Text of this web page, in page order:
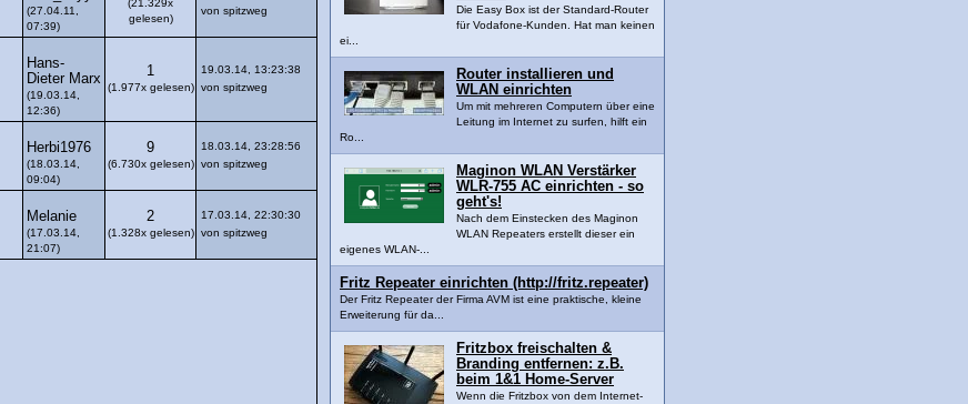
(27.04.11,
07:39)
(21.329x
gelesen)
von spitzweg
Hans-
Dieter Marx
(19.03.14,
12:36)
1
(1.977x gelesen)
19.03.14, 13:23:38
von spitzweg
Herbi1976
(18.03.14,
09:04)
9
(6.730x gelesen)
18.03.14, 23:28:56
von spitzweg
Melanie
(17.03.14,
21:07)
2
(1.328x gelesen)
17.03.14, 22:30:30
von spitzweg
Die Easy Box ist der Standard-Router
für Vodafone-Kunden. Hat man keinen
ei...
Router installieren und
WLAN einrichten
Um mit mehreren Computern über eine
Leitung im Internet zu surfen, hilft ein
Ro...
Maginon WLAN Verstärker
WLR-755 AC einrichten - so
geht's!
Nach dem Einstecken des Maginon
WLAN Repeaters erstellt dieser ein
eigenes WLAN-...
Fritz Repeater einrichten (http://fritz.repeater)
Der Fritz Repeater der Firma AVM ist eine praktische, kleine
Erweiterung für da...
Fritzbox freischalten &
Branding entfernen: z.B.
beim 1&1 Home-Server
Wenn die Fritzbox von dem Internet-